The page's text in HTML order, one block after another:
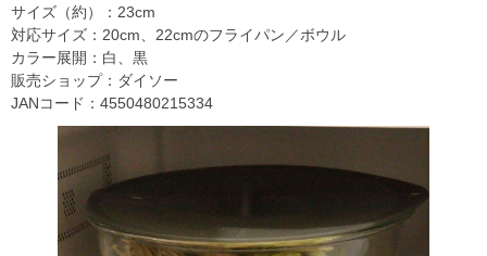
サイズ（約）：23cm
対応サイズ：20cm、22cmのフライパン／ボウル
カラー展開：白、黒
販売ショップ：ダイソー
JANコード：4550480215334